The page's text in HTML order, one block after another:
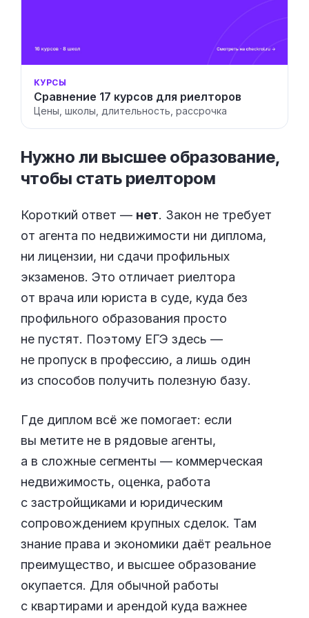
КУРСЫ
Сравнение 17 курсов для риелторов
Цены, школы, длительность, рассрочка
Нужно ли высшее образование,
чтобы стать риелтором
Короткий ответ — нет. Закон не требует
от агента по недвижимости ни диплома,
ни лицензии, ни сдачи профильных
экзаменов. Это отличает риелтора
от врача или юриста в суде, куда без
профильного образования просто
не пустят. Поэтому ЕГЭ здесь —
не пропуск в профессию, а лишь один
из способов получить полезную базу.
Где диплом всё же помогает: если
вы метите не в рядовые агенты,
а в сложные сегменты — коммерческая
недвижимость, оценка, работа
с застройщиками и юридическим
сопровождением крупных сделок. Там
знание права и экономики даёт реальное
преимущество, и высшее образование
окупается. Для обычной работы
с квартирами и арендой куда важнее